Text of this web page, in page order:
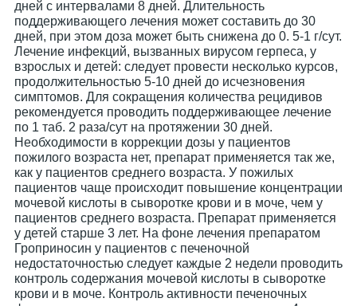
дней с интервалами 8 дней. Длительность
поддерживающего лечения может составить до 30
дней, при этом доза может быть снижена до 0. 5-1 г/сут.
Лечение инфекций, вызванных вирусом герпеса, у
взрослых и детей: следует провести несколько курсов,
продолжительностью 5-10 дней до исчезновения
симптомов. Для сокращения количества рецидивов
рекомендуется проводить поддерживающее лечение
по 1 таб. 2 раза/сут на протяжении 30 дней.
Необходимости в коррекции дозы у пациентов
пожилого возраста нет, препарат применяется так же,
как у пациентов среднего возраста. У пожилых
пациентов чаще происходит повышение концентрации
мочевой кислоты в сыворотке крови и в моче, чем у
пациентов среднего возраста. Препарат применяется
у детей старше 3 лет. На фоне лечения препаратом
Гроприносин у пациентов с печеночной
недостаточностью следует каждые 2 недели проводить
контроль содержания мочевой кислоты в сыворотке
крови и в моче. Контроль активности печеночных